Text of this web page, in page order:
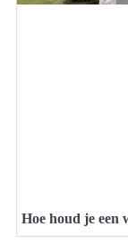
Hoe houd je een